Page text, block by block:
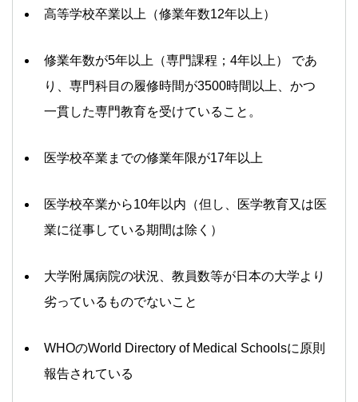
高等学校卒業以上（修業年数12年以上）
修業年数が5年以上（専門課程；4年以上） であ
り、専門科目の履修時間が3500時間以上、かつ
一貫した専門教育を受けていること。
医学校卒業までの修業年限が17年以上
医学校卒業から10年以内（但し、医学教育又は医
業に従事している期間は除く）
大学附属病院の状況、教員数等が日本の大学より
劣っているものでないこと
WHOのWorld Directory of Medical Schoolsに原則
報告されている